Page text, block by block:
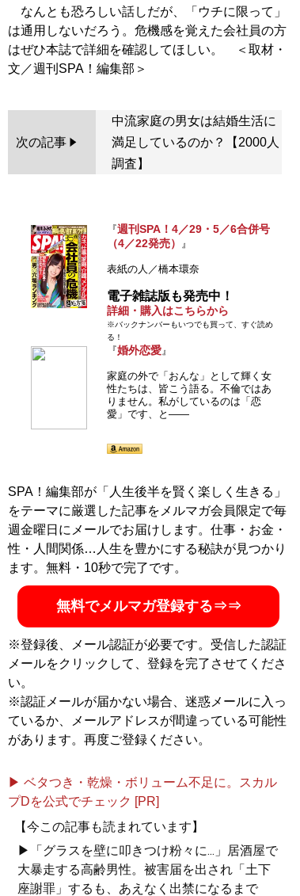
なんとも恐ろしい話しだが、「ウチに限って」
は通用しないだろう。危機感を覚えた会社員の方
はぜひ本誌で詳細を確認してほしい。 ＜取材・
次の記事
中流家庭の男女は結婚生活に
満足しているのか？【2000人
調査】
『週刊SPA！4／29・5／6合併号
（4／22発売）
』
表紙の人／橋本環奈
電子雑誌版も発売中！
詳細・購入はこちらから
※バックナンバーもいつでも買って、すぐ読め
る！
『婚外恋愛』
家庭の外で「おんな」として輝く女
性たちは、皆こう語る。不倫ではあ
りません。私がしているのは「恋
愛」です、と――
SPA！編集部が「人生後半を賢く楽しく生きる」
をテーマに厳選した記事をメルマガ会員限定で毎
週金曜日にメールでお届けします。仕事・お金・
性・人間関係…人生を豊かにする秘訣が見つかり
ます。無料・10秒で完了です。
無料でメルマガ登録する⇒⇒
※登録後、メール認証が必要です。受信した認証
メールをクリックして、登録を完了させてくださ
い。
※認証メールが届かない場合、迷惑メールに入っ
ているか、メールアドレスが間違っている可能性
があります。再度ご登録ください。
▶ ベタつき・乾燥・ボリューム不足に。スカル
プDを公式でチェック [PR]
【今この記事も読まれています】
▶「グラスを壁に叩きつけ粉々に...」居酒屋で
大暴走する高齢男性。被害届を出され「土下
座謝罪」するも、あえなく出禁になるまで